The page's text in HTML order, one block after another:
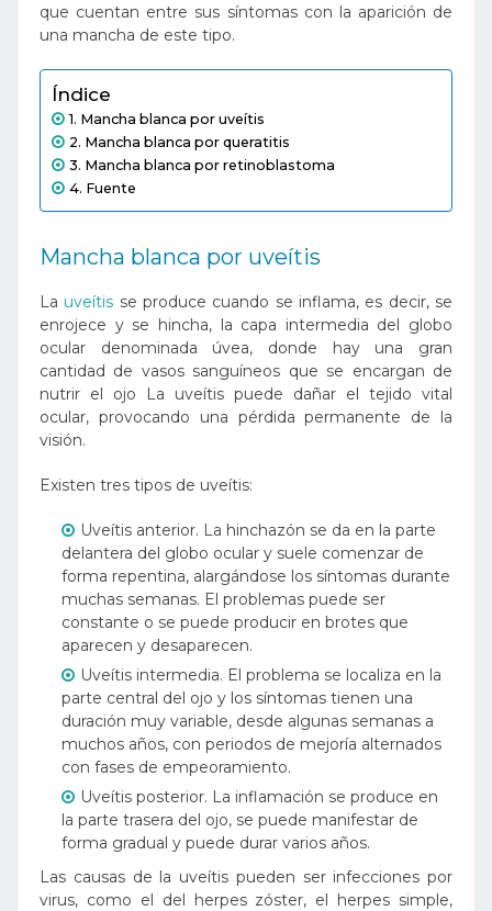
que cuentan entre sus síntomas con la aparición de
una mancha de este tipo.
Índice
Mancha blanca por uveítis
Mancha blanca por queratitis
Mancha blanca por retinoblastoma
Fuente
Mancha blanca por uveítis
La uveítis se produce cuando se inflama, es decir, se
enrojece y se hincha, la capa intermedia del globo
ocular denominada úvea, donde hay una gran
cantidad de vasos sanguíneos que se encargan de
nutrir el ojo La uveítis puede dañar el tejido vital
ocular, provocando una pérdida permanente de la
visión.
Existen tres tipos de uveítis:
Uveítis anterior. La hinchazón se da en la parte
delantera del globo ocular y suele comenzar de
forma repentina, alargándose los síntomas durante
muchas semanas. El problemas puede ser
constante o se puede producir en brotes que
aparecen y desaparecen.
Uveítis intermedia. El problema se localiza en la
parte central del ojo y los síntomas tienen una
duración muy variable, desde algunas semanas a
muchos años, con periodos de mejoría alternados
con fases de empeoramiento.
Uveítis posterior. La inflamación se produce en
la parte trasera del ojo, se puede manifestar de
forma gradual y puede durar varios años.
Las causas de la uveítis pueden ser infecciones por
virus, como el del herpes zóster, el herpes simple,